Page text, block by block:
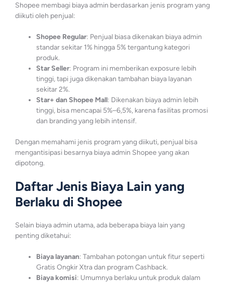
Shopee membagi biaya admin berdasarkan jenis program yang
diikuti oleh penjual:
Shopee Regular: Penjual biasa dikenakan biaya admin
standar sekitar 1% hingga 5% tergantung kategori
produk.
Star Seller: Program ini memberikan exposure lebih
tinggi, tapi juga dikenakan tambahan biaya layanan
sekitar 2%.
Star+ dan Shopee Mall: Dikenakan biaya admin lebih
tinggi, bisa mencapai 5%–6,5%, karena fasilitas promosi
dan branding yang lebih intensif.
Dengan memahami jenis program yang diikuti, penjual bisa
mengantisipasi besarnya biaya admin Shopee yang akan
dipotong.
Daftar Jenis Biaya Lain yang
Berlaku di Shopee
Selain biaya admin utama, ada beberapa biaya lain yang
penting diketahui:
Biaya layanan: Tambahan potongan untuk fitur seperti
Gratis Ongkir Xtra dan program Cashback.
Biaya komisi: Umumnya berlaku untuk produk dalam